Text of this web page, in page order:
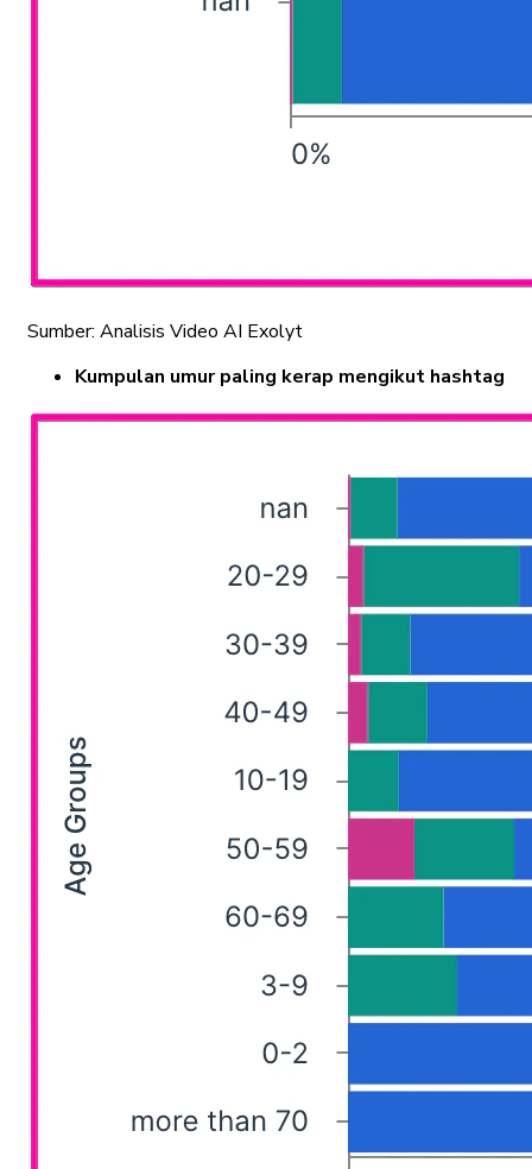
Sumber: Analisis Video AI Exolyt
Kumpulan umur paling kerap mengikut hashtag